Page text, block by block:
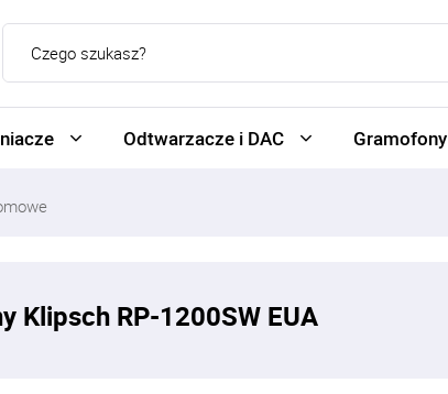
Odtwarzacze i DAC Gramofony
Klipsch RP-1200SW EUA